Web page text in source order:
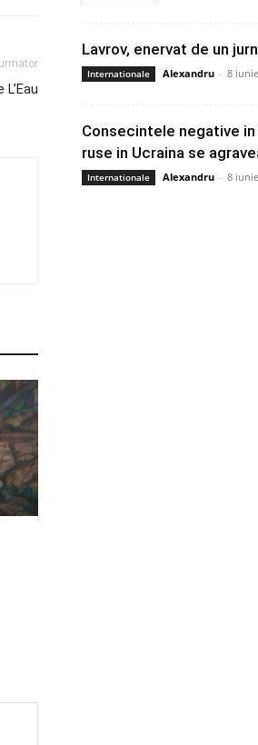
Lavrov, enervat de un
Internationale Alexandru - 8
Consecintele negative in
ruse in Ucraina se
Internationale Alexandru - 8